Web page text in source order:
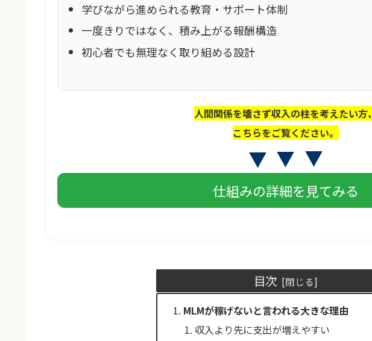
学びながら進められる教育・サポート体制
一度きりではなく、積み上がる報酬構造
初心者でも無理なく取り組める設計
人間関係を壊さず収入の柱を考えたい方、
こちらをご覧ください。
仕組みの詳細を見てみる
目次
MLMが稼げないと言われる大きな理由
収入より先に支出が増えやすい